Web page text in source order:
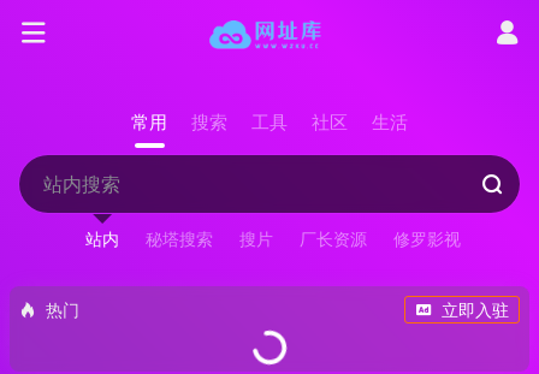
常用 搜索 工具 社区 生活
站内 秘塔搜索 搜片 厂长资源 修罗影视
热门 立即入驻